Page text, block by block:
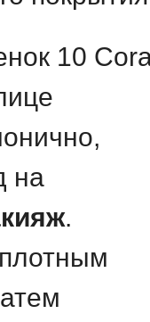
10
на
.